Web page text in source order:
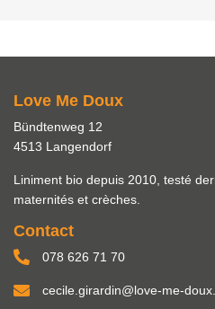
Love Me Doux
Bündtenweg 12
4513 Langendorf
Liniment bio depuis 2010, testé
maternités et crèches.
Contact
078 626 71 70
cecile.girardin@love-me-